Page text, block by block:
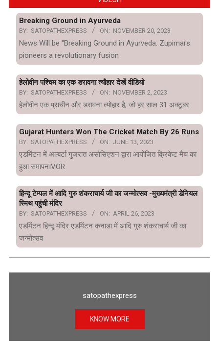
Breaking Ground in Ayurveda
BY: SATOPATHEXPRESS ON: NOVEMBER 20, 2023
News Will be “Breaking Ground in Ayurveda: Zupimars
pioneers a revolutionary fusion
हेलोवीन पश्चिम का एक डरावना त्यौहार देखें वीडियो
BY: SATOPATHEXPRESS ON: NOVEMBER 2, 2023
हेलोवीन एक प्राचीन और डरावना त्योहार है, जो हर साल 31 अक्टूबर
Gujarat Hunters Won The Cricket Match By 26 Runs
BY: SATOPATHEXPRESS ON: JUNE 13, 2023
एडमिंटन में अल्बर्टा गुजरात असोसिएशन द्वारा आयोजित क्रिकेट मैच का
हुआ समापनIVOR
हिन्दू टेम्पल में आदि गुरु शंकराचार्य जी का जन्मोत्सव -मुख्यमंत्री डेनियल
स्मिथ पहुंची मंदिर
BY: SATOPATHEXPRESS ON: APRIL 26, 2023
एडमिंटन हिन्दू मंदिर एडमिंटन कनाडा में आदि गुरु शंकराचार्य जी का
जन्मोत्सव
satopathexpress
KNOW MORE